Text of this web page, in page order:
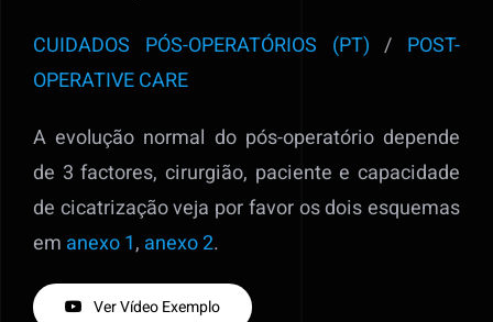
CUIDADOS PÓS-OPERATÓRIOS (PT) / POST-
OPERATIVE CARE
A evolução normal do pós-operatório depende
de 3 factores, cirurgião, paciente e capacidade
de cicatrização veja por favor os dois esquemas
em anexo 1, anexo 2.
Ver Vídeo Exemplo